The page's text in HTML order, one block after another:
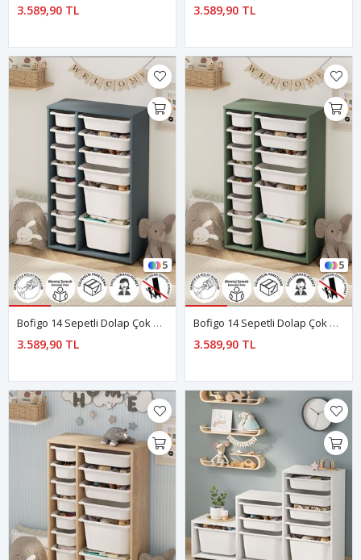
3.589,90 TL 3.589,90 TL
5
Bofigo 14 Sepetli Dolap Çok Amaçlı Dolap Oyuncak Dolabı Rüya Mavi
3.589,90 TL
5
Bofigo 14 Sepetli Dolap Çok Amaçlı Dolap Oyuncak Dolabı Rüya Yeşil
3.589,90 TL